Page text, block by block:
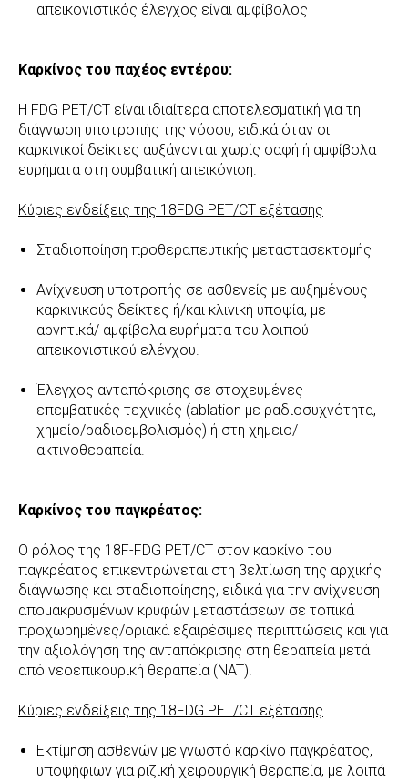
απεικονιστικός έλεγχος είναι αμφίβολος
Καρκίνος του παχέος εντέρου:
Η FDG PET/CT είναι ιδιαίτερα αποτελεσματική για τη
διάγνωση υποτροπής της νόσου, ειδικά όταν οι
καρκινικοί δείκτες αυξάνονται χωρίς σαφή ή αμφίβολα
ευρήματα στη συμβατική απεικόνιση.
Κύριες ενδείξεις της 18FDG PET/CT εξέτασης
Σταδιοποίηση προθεραπευτικής μεταστασεκτομής
Ανίχνευση υποτροπής σε ασθενείς με αυξημένους
καρκινικούς δείκτες ή/και κλινική υποψία, με
αρνητικά/ αμφίβολα ευρήματα του λοιπού
απεικονιστικού ελέγχου.
Έλεγχος ανταπόκρισης σε στοχευμένες
επεμβατικές τεχνικές (ablation με ραδιοσυχνότητα,
χημείο/ραδιοεμβολισμός) ή στη χημειο/
ακτινοθεραπεία.
Καρκίνος του παγκρέατος:
Ο ρόλος της 18F-FDG PET/CT στον καρκίνο του
παγκρέατος επικεντρώνεται στη βελτίωση της αρχικής
διάγνωσης και σταδιοποίησης, ειδικά για την ανίχνευση
απομακρυσμένων κρυφών μεταστάσεων σε τοπικά
προχωρημένες/οριακά εξαιρέσιμες περιπτώσεις και για
την αξιολόγηση της ανταπόκρισης στη θεραπεία μετά
από νεοεπικουρική θεραπεία (NAT).
Κύριες ενδείξεις της 18FDG PET/CT εξέτασης
Εκτίμηση ασθενών με γνωστό καρκίνο παγκρέατος,
υποψήφιων για ριζική χειρουργική θεραπεία, με λοιπά